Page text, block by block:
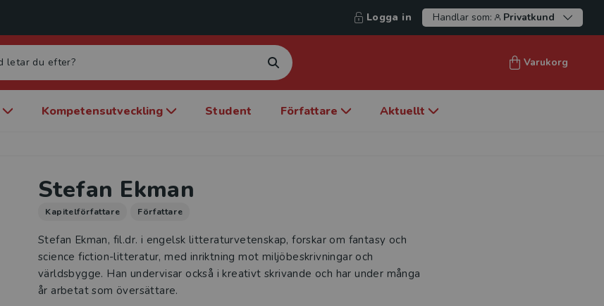
Logga in Handlar som: Privatkund
Varukorg
Kompetensutveckling Student Författare Aktuellt
Stefan Ekman
Kapitelförfattare Författare
Stefan Ekman, fil.dr. i engelsk litteraturvetenskap, forskar om fantasy och
science fiction-litteratur, med inriktning mot miljöbeskrivningar och
världsbygge. Han undervisar också i kreativt skrivande och har under många
år arbetat som översättare.